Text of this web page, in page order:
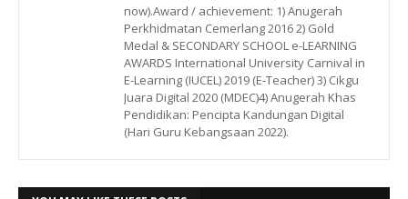
now).Award / achievement: 1) Anugerah
Perkhidmatan Cemerlang 2016 2) Gold
Medal & SECONDARY SCHOOL e-LEARNING
AWARDS International University Carnival in
E-Learning (IUCEL) 2019 (E-Teacher) 3) Cikgu
Juara Digital 2020 (MDEC)4) Anugerah Khas
Pendidikan: Pencipta Kandungan Digital
(Hari Guru Kebangsaan 2022).